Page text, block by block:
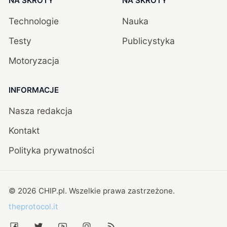
Technologie
Testy
Motoryzacja
Nauka
Publicystyka
INFORMACJE
Nasza redakcja
Kontakt
Polityka prywatności
© 2026 CHIP.pl. Wszelkie prawa zastrzeżone.
theprotocol.it